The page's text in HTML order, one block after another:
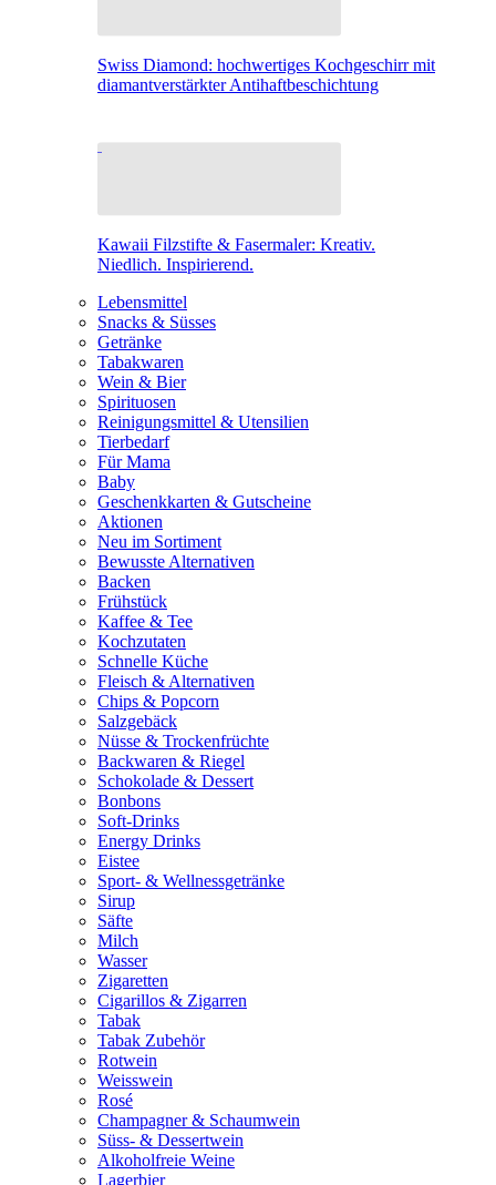
Swiss Diamond: hochwertiges Kochgeschirr mit
diamantverstärkter Antihaftbeschichtung
Kawaii Filzstifte & Fasermaler: Kreativ.
Niedlich. Inspirierend.
Lebensmittel
Snacks & Süsses
Getränke
Tabakwaren
Wein & Bier
Spirituosen
Reinigungsmittel & Utensilien
Tierbedarf
Für Mama
Baby
Geschenkkarten & Gutscheine
Aktionen
Neu im Sortiment
Bewusste Alternativen
Backen
Frühstück
Kaffee & Tee
Kochzutaten
Schnelle Küche
Fleisch & Alternativen
Chips & Popcorn
Salzgebäck
Nüsse & Trockenfrüchte
Backwaren & Riegel
Schokolade & Dessert
Bonbons
Soft-Drinks
Energy Drinks
Eistee
Sport- & Wellnessgetränke
Sirup
Säfte
Milch
Wasser
Zigaretten
Cigarillos & Zigarren
Tabak
Tabak Zubehör
Rotwein
Weisswein
Rosé
Champagner & Schaumwein
Süss- & Dessertwein
Alkoholfreie Weine
Lagerbier